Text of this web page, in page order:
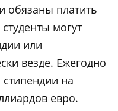
обязаны платить
могут
или
везде. Ежегодно
на
евро.